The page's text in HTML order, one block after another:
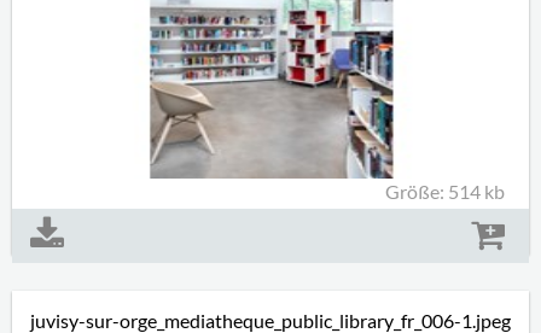
Größe: 514 kb
juvisy-sur-orge_mediatheque_public_library_fr_006-1.jpeg